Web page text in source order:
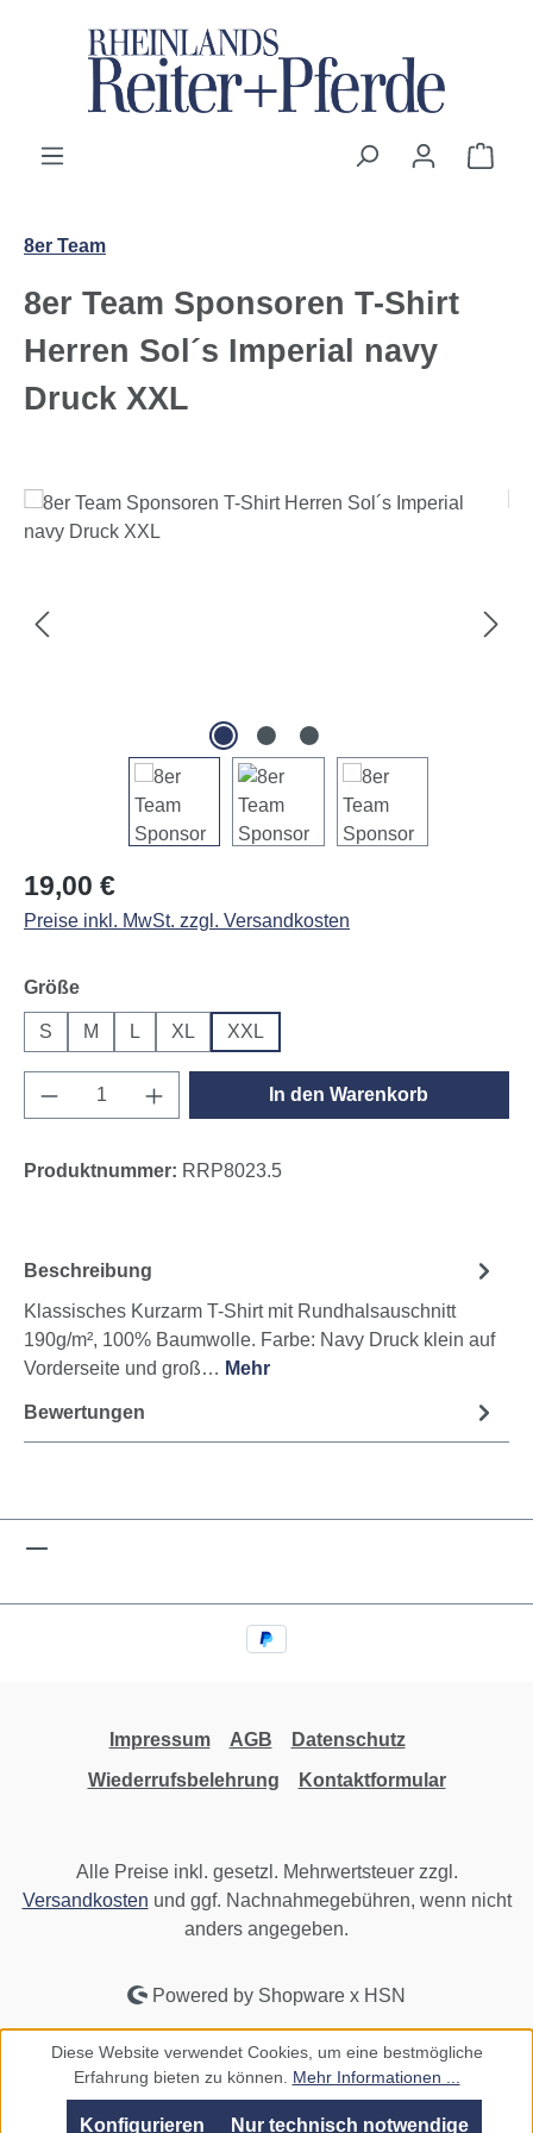
Zum Hauptinhalt springen
8er Team
8er Team Sponsoren T-Shirt
Herren Sol´s Imperial navy
Druck XXL
Bildergalerie überspringen
Regulärer Preis:
19,00 €
Preise inkl. MwSt. zzgl. Versandkosten
Größeauswählen
S M L XL XXL
Produkt Anzahl: Gib den gewünschten
In den Warenkorb
Produktnummer: RRP8023.5
Beschreibung
Klassisches Kurzarm T-Shirt mit Rundhalsauschnitt
190g/m², 100% Baumwolle. Farbe: Navy Druck klein auf
Vorderseite und groß… Mehr
Bewertungen
Impressum AGB
Datenschutz
Wiederrufsbelehrung
Kontaktformular
Alle Preise inkl. gesetzl. Mehrwertsteuer zzgl.
Versandkosten und ggf. Nachnahmegebühren, wenn nicht
anders angegeben.
Powered by Shopware x HSN
Diese Website verwendet Cookies, um eine bestmögliche
Erfahrung bieten zu können. Mehr Informationen ...
Nur technisch notwendige
Konfigurieren